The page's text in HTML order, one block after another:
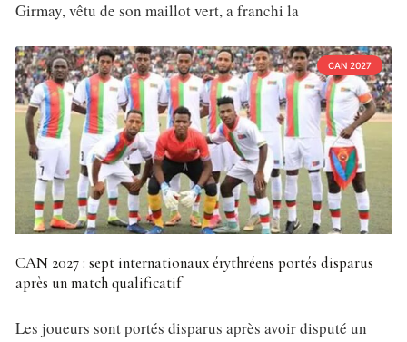
Girmay, vêtu de son maillot vert, a franchi la
CAN 2027
CAN 2027 : sept internationaux érythréens portés disparus
après un match qualificatif
Les joueurs sont portés disparus après avoir disputé un